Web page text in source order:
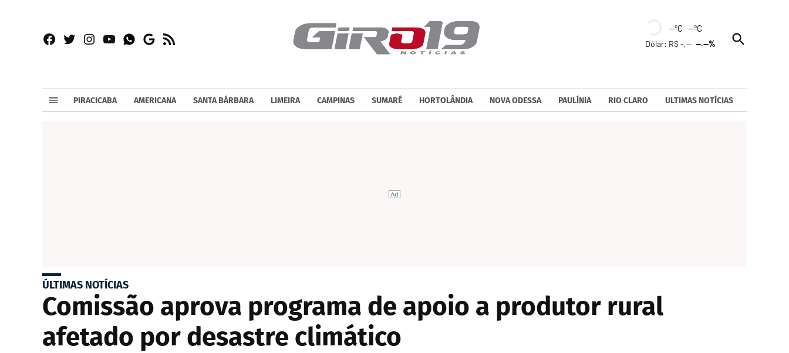
Facebook
TwitterInstagram
YouTubeWhatsapp
Google
RSS
--ºC --ºC
Dólar: R$ -,----.--%
Open
Search
PIRACICABA AMERICANA SANTA BÁRBARA LIMEIRA CAMPINAS SUMARÉ HORTOLÂNDIA NOVA ODESSA PAULÍNIA RIO CLARO ULTIMAS NOTÍCIAS
ÚLTIMAS NOTÍCIAS
Comissão aprova programa de apoio a produtor rural
afetado por desastre climático